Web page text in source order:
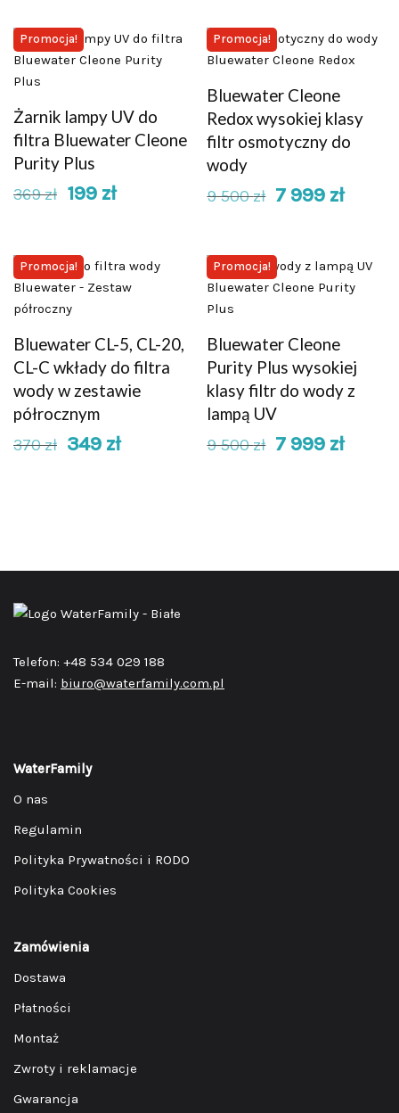
Promocja!
Żarnik lampy UV do
filtra Bluewater Cleone
Purity Plus
369zł 199 zł
Promocja!
Bluewater Cleone
Redox wysokiej klasy
filtr osmotyczny do
wody
9 500zł 7 999 zł
Promocja!
Bluewater CL-5, CL-20,
CL-C wkłady do filtra
wody w zestawie
półrocznym
370zł 349 zł
Promocja!
Bluewater Cleone
Purity Plus wysokiej
klasy filtr do wody z
lampą UV
9 500zł 7 999 zł
Telefon: +48 534 029 188
E-mail: biuro@waterfamily.com.pl
WaterFamily
O nas
Regulamin
Polityka Prywatności i RODO
Polityka Cookies
Zamówienia
Dostawa
Płatności
Montaż
Zwroty i reklamacje
Gwarancja